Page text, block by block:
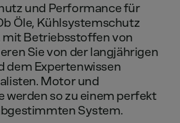
und Performancefür
Öle, Kühlsystemschutz
mitBetriebsstoffenvon
Sievon derlangjährigen
dem Expertenwissen
Motorund
werden so zu einem perfekt
System.